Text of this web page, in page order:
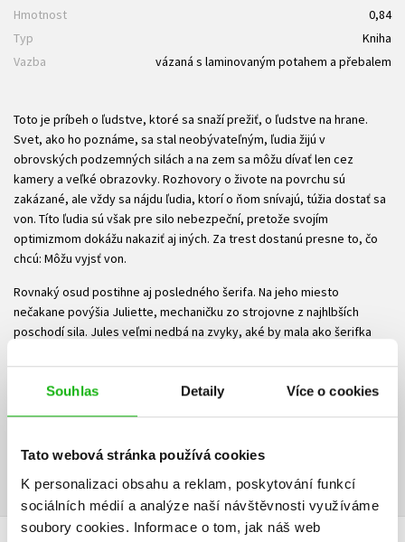
Souhlas Detaily Více o cookies
Tato webová stránka používá cookies
K personalizaci obsahu a reklam, poskytování funkcí
sociálních médií a analýze naší návštěvnosti využíváme
soubory cookies. Informace o tom, jak náš web
Hmotnost
0,84
Typ
Kniha
Vazba
vázaná s laminovaným potahem a přebalem
Toto je príbeh o ľudstve, ktoré sa snaží prežiť, o ľudstve na hrane.
Svet, ako ho poznáme, sa stal neobývateľným, ľudia žijú v
obrovských podzemných silách a na zem sa môžu dívať len cez
kamery a veľké obrazovky. Rozhovory o živote na povrchu sú
zakázané, ale vždy sa nájdu ľudia, ktorí o ňom snívajú, túžia dostať sa
von. Títo ľudia sú však pre silo nebezpeční, pretože svojím
optimizmom dokážu nakaziť aj iných. Za trest dostanú presne to, čo
chcú: Môžu vyjsť von.
Rovnaký osud postihne aj posledného šerifa. Na jeho miesto
nečakane povýšia Juliette, mechaničku zo strojovne z najhlbších
poschodí sila. Jules veľmi nedbá na zvyky, aké by mala ako šerifka
ohroziť krehkú rovnováhu panujúcu v sile.
PDF Ukázka.pdf